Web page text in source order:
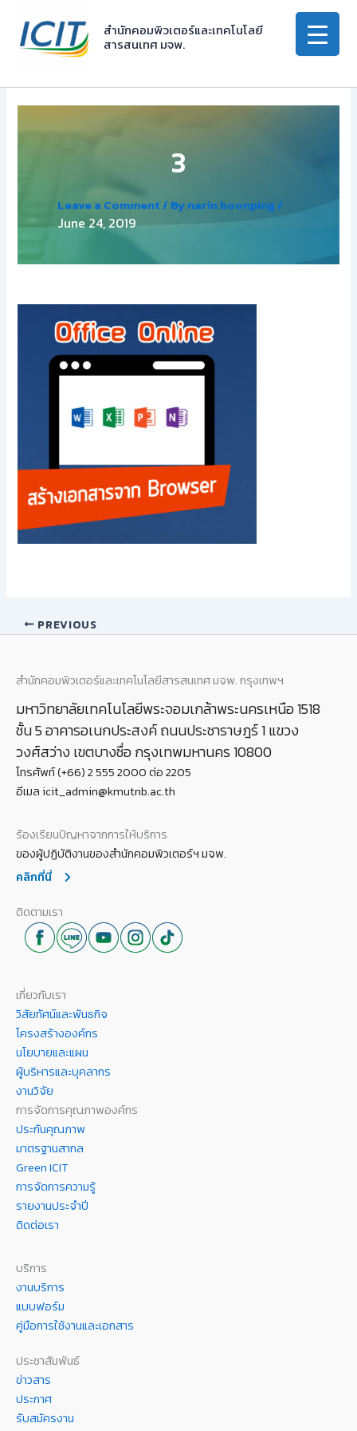
content
สำนักคอมพิวเตอร์และเทคโนโลยี
สารสนเทศ มจพ.
3
Leave a Comment / Bynarin boonping/
June 24, 2019
PREVIOUS
สำนักคอมพิวเตอร์และเทคโนโลยีสารสนเทศ มจพ. กรุงเทพฯ
มหาวิทยาลัยเทคโนโลยีพระจอมเกล้าพระนครเหนือ 1518
ชั้น 5 อาคารอเนกประสงค์ ถนนประชาราษฎร์ 1 แขวง
วงศ์สว่าง เขตบางซื่อ กรุงเทพมหานคร 10800
โทรศัพท์ (+66) 2 555 2000 ต่อ 2205
อีเมล icit_admin@kmutnb.ac.th
ร้องเรียนปัญหาจากการให้บริการ
ของผู้ปฏิบัติงานของสำนักคอมพิวเตอร์ฯ มจพ.
คลิกที่นี่
ติดตามเรา
เกี่ยวกับเรา
วิสัยทัศน์และพันธกิจ
โครงสร้างองค์กร
นโยบายและแผน
ผู้บริหารและบุคลากร
งานวิจัย
การจัดการคุณภาพองค์กร
ประกันคุณภาพ
มาตรฐานสากล
Green ICIT
การจัดการความรู้
รายงานประจำปี
ติดต่อเรา
บริการ
งานบริการ
แบบฟอร์ม
คู่มือการใช้งานและเอกสาร
ประชาสัมพันธ์
ข่าวสาร
ประกาศ
รับสมัครงาน